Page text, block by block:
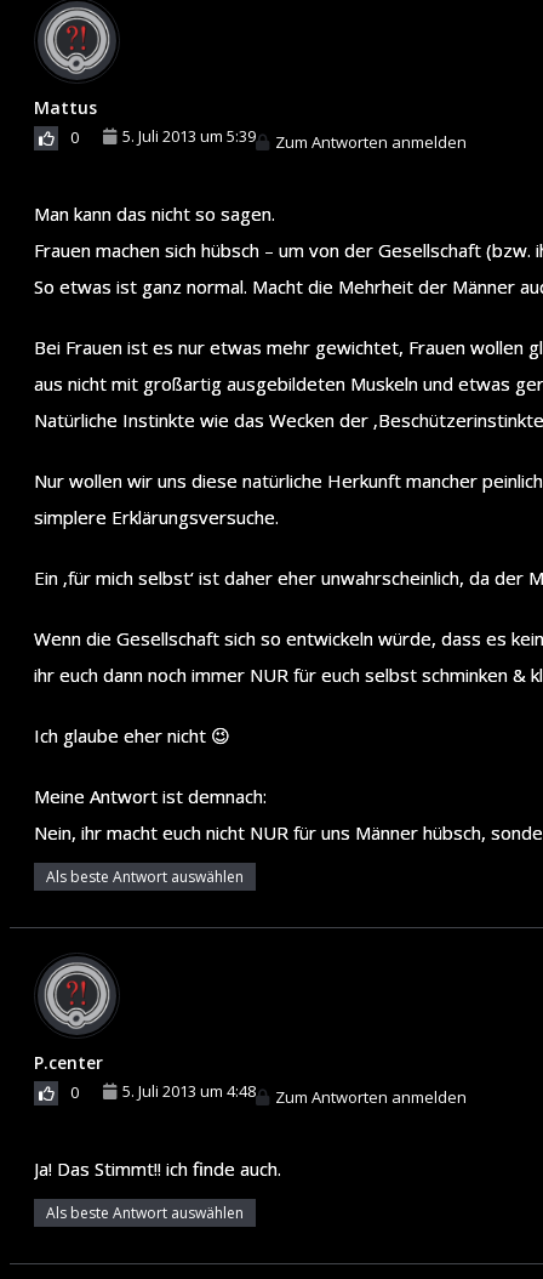
Mattus
0 5. Juli 2013 um 5:39 Zum Antworten anmelden
Man kann das nicht so sagen.
Frauen machen sich hübsch – um von der Gesellschaft
So etwas ist ganz normal. Macht die Mehrheit der Männer
Bei Frauen ist es nur etwas mehr gewichtet, Frauen wollen
aus nicht mit großartig ausgebildeten Muskeln und etwas
Natürliche Instinkte wie das Wecken der
Nur wollen wir uns diese natürliche Herkunft mancher
simplere Erklärungsversuche.
Ein ‚für mich selbst‘ ist daher eher unwahrscheinlich, da
Wenn die Gesellschaft sich so entwickeln würde, dass es
ihr euch dann noch immer NUR für euch selbst schminken &
Ich glaube eher nicht 😉
Meine Antwort ist demnach:
Nein, ihr macht euch nicht NUR für uns Männer hübsch,
Als beste Antwort auswählen
P.center
0 5. Juli 2013 um 4:48 Zum Antworten anmelden
Ja! Das Stimmt!! ich finde auch.
Als beste Antwort auswählen